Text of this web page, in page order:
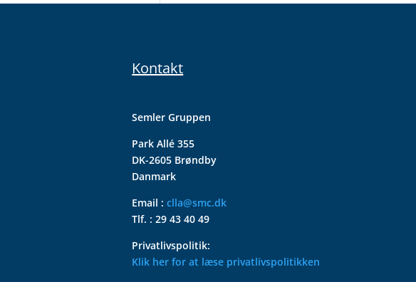
Kontakt
Semler Gruppen
Park Allé 355
DK-2605 Brøndby
Danmark
Email :clla@smc.dk
Tlf. : 29 43 40 49
Privatlivspolitik:
Klik her for at læse privatlivspolitikken